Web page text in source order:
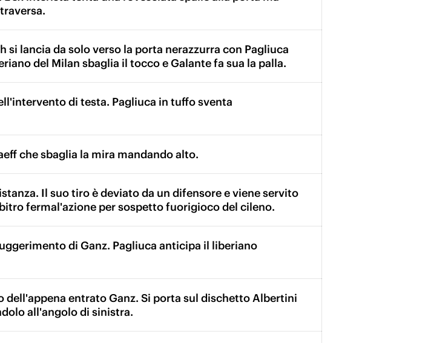
si lancia da solo verso la porta nerazzurra con Pagliuca
del Milan sbaglia il tocco e Galante fa sua la palla.
di testa. Pagliuca in tuffo sventa
che sbaglia la mira mandando alto.
Il suo tiro è deviato da un difensore e viene servito
fermal'azione per sospetto fuorigioco del cileno.
di Ganz. Pagliuca anticipa il liberiano
dell'appena entrato Ganz. Si porta sul dischetto Albertini
all'angolo di sinistra.